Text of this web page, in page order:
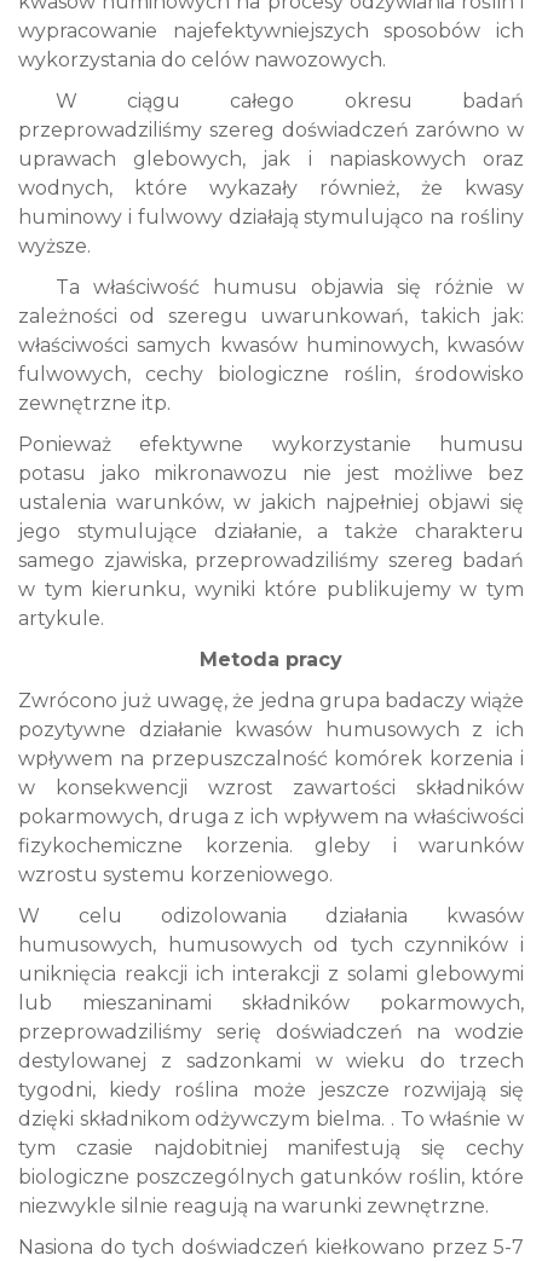
wypracowanie najefektywniejszych sposobów ich
wykorzystania do celów nawozowych.
W ciągu całego okresu badań
przeprowadziliśmy szereg doświadczeń zarówno w
uprawach glebowych, jak i napiaskowych oraz
wodnych, które wykazały również, że kwasy
huminowy i fulwowy działają stymulująco na rośliny
wyższe.
Ta właściwość humusu objawia się różnie w
zależności od szeregu uwarunkowań, takich jak:
właściwości samych kwasów huminowych, kwasów
fulwowych, cechy biologiczne roślin, środowisko
zewnętrzne itp.
Ponieważ efektywne wykorzystanie humusu
potasu jako mikronawozu nie jest możliwe bez
ustalenia warunków, w jakich najpełniej objawi się
jego stymulujące działanie, a także charakteru
samego zjawiska, przeprowadziliśmy szereg badań
w tym kierunku, wyniki które publikujemy w tym
artykule.
Metoda pracy
Zwrócono już uwagę, że jedna grupa badaczy wiąże
pozytywne działanie kwasów humusowych z ich
wpływem na przepuszczalność komórek korzenia i
w konsekwencji wzrost zawartości składników
pokarmowych, druga z ich wpływem na właściwości
fizykochemiczne korzenia. gleby i warunków
wzrostu systemu korzeniowego.
W celu odizolowania działania kwasów
humusowych, humusowych od tych czynników i
uniknięcia reakcji ich interakcji z solami glebowymi
lub mieszaninami składników pokarmowych,
przeprowadziliśmy serię doświadczeń na wodzie
destylowanej z sadzonkami w wieku do trzech
tygodni, kiedy roślina może jeszcze rozwijają się
dzięki składnikom odżywczym bielma. . To właśnie w
tym czasie najdobitniej manifestują się cechy
biologiczne poszczególnych gatunków roślin, które
niezwykle silnie reagują na warunki zewnętrzne.
Nasiona do tych doświadczeń kiełkowano przez 5-7